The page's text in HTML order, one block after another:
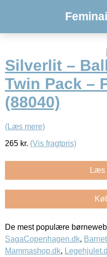
Silverlit –
Twin Pack –
(88040)
(Læs mere)
265 kr. (Vis fragtpris)
Læs
De mest populære
SagaCopenhagen.dk,
Mammashop.dk,